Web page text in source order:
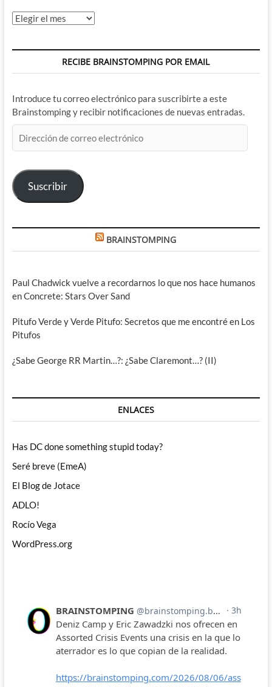
Archivos
RECIBE BRAINSTOMPING POR EMAIL
Introduce tu correo electrónico para suscribirte a este
Brainstomping y recibir notificaciones de nuevas entradas.
de
electrónico
Suscribir
BRAINSTOMPING
Paul Chadwick vuelve a recordarnos lo que nos hace humanos
en Concrete: Stars Over Sand
Pitufo Verde y Verde Pitufo: Secretos que me encontré en Los
Pitufos
¿Sabe George RR Martin…?: ¿Sabe Claremont…? (II)
ENLACES
Has DC done something stupid today?
Seré breve (EmeA)
El Blog de Jotace
ADLO!
Rocío Vega
WordPress.org